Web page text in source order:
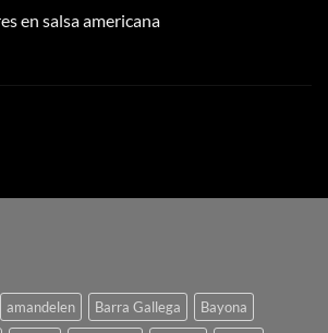
en salsa americana
amandelen Barra Gallega
Bayona